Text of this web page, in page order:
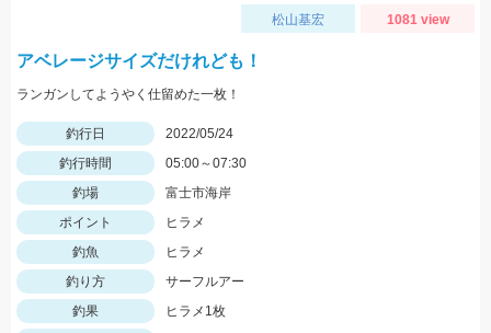
松山基宏 1081 view
アベレージサイズだけれども！
ランガンしてようやく仕留めた一枚！
釣行日
2022/05/24
釣行時間
05:00～07:30
釣場
富士市海岸
ポイント
ヒラメ
釣魚
ヒラメ
釣り方
サーフルアー
釣果
ヒラメ1枚